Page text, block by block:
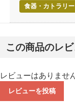
食器・カトラリ
この商品のレ
レビューはありません
レビューを投稿